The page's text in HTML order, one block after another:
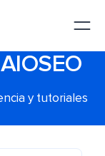
y tutoriales